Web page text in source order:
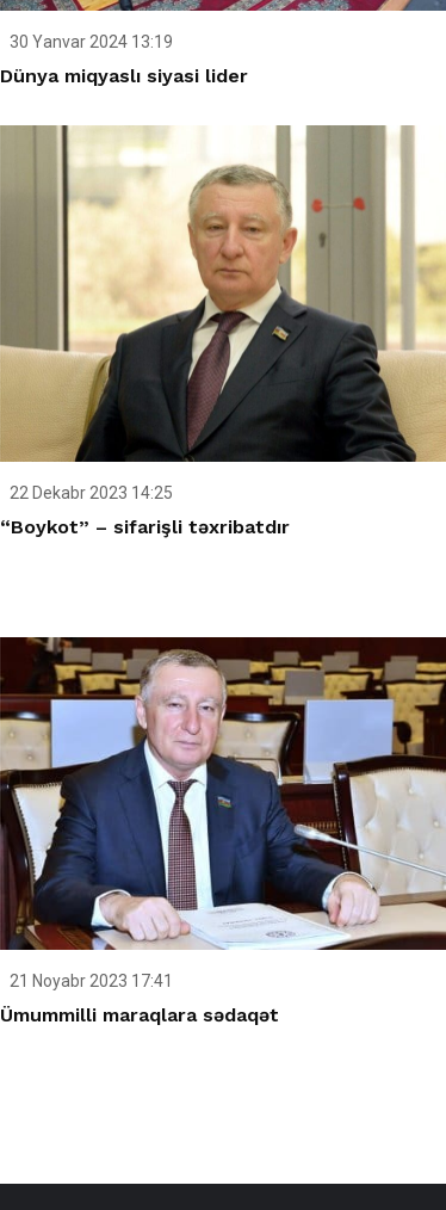
30 Yanvar 2024 13:19
Dünya miqyaslı siyasi lider
22 Dekabr 2023 14:25
“Boykot” – sifarişli təxribatdır
21 Noyabr 2023 17:41
Ümummilli maraqlara sədaqət